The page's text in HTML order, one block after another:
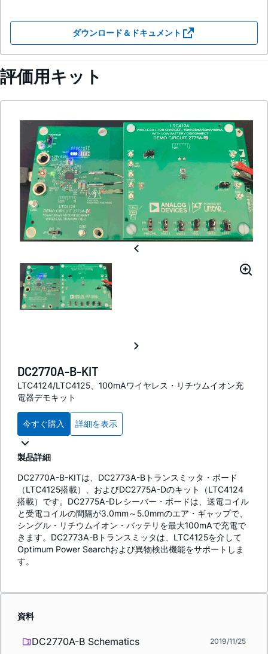
ダウンロード＆ドキュメント
評価用キット
DC2770A-B-KIT
LTC4124/LTC4125、100mAワイヤレス・リチウムイオン充
電器デモキット
今すぐ購入 詳細を表示
製品詳細
DC2770A-B-KITは、DC2773A-Bトランスミッタ・ボード
（LTC4125搭載）、およびDC2775A-Dのキット（LTC4124
搭載）です。DC2775A-Dレシーバー・ボードは、送電コイル
と受電コイルの間隔が3.0mm～5.0mmのエア・ギャップで、
シングル・リチウムイオン・バッテリを最大100mAで充電で
きます。DC2773A-Bトランスミッタは、LTC4125を介して
Optimum Power Searchおよび異物検出機能をサポートしま
す。
資料
DC2770A-B Schematics 2019/11/25